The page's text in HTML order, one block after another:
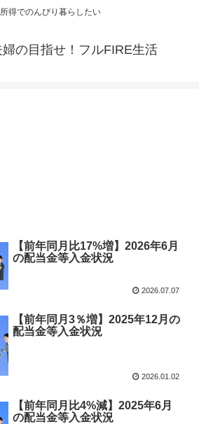
得でのんびり暮らしたい
の目指せ！フルFIRE生活
【前年同月比17%増】2026年6月
の配当金等入金状況
2026.07.07
【前年同月3％増】2025年12月の
配当金等入金状況
2026.01.02
【前年同月比4%減】2025年6月
の配当金等入金状況